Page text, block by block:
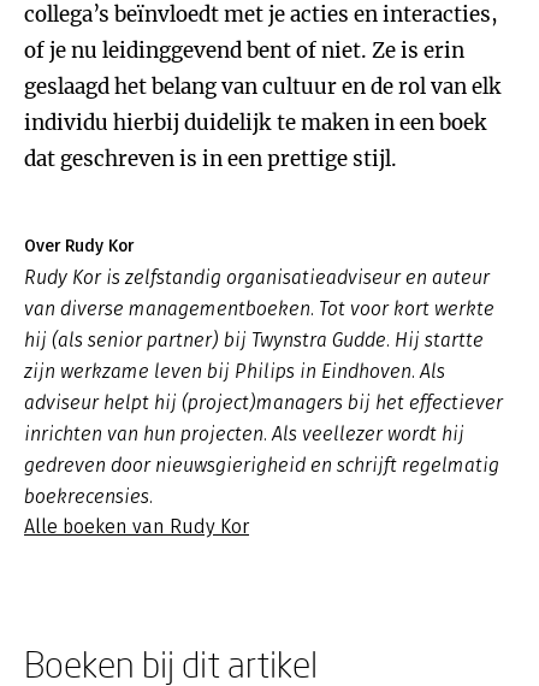
collega’s beïnvloedt met je acties en interacties,
of je nu leidinggevend bent of niet. Ze is erin
geslaagd het belang van cultuur en de rol van elk
individu hierbij duidelijk te maken in een boek
dat geschreven is in een prettige stijl.
Over Rudy Kor
Rudy Kor is zelfstandig organisatieadviseur en auteur
van diverse managementboeken. Tot voor kort werkte
hij (als senior partner) bij Twynstra Gudde. Hij startte
zijn werkzame leven bij Philips in Eindhoven. Als
adviseur helpt hij (project)managers bij het effectiever
inrichten van hun projecten. Als veellezer wordt hij
gedreven door nieuwsgierigheid en schrijft regelmatig
boekrecensies.
Alle boeken van Rudy Kor
Boeken bij dit artikel